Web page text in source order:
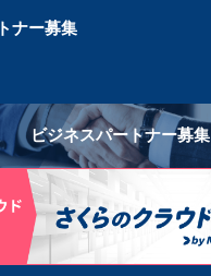
ナー募集
ビジネスパートナー募集